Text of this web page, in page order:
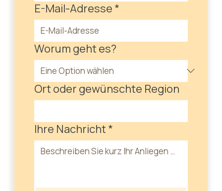
E-Mail-Adresse *
Worum geht es?
Ort oder gewünschte Region
Ihre Nachricht *